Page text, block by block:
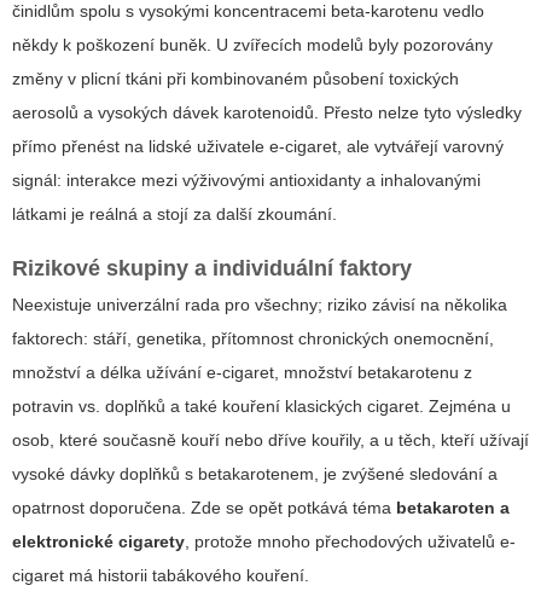
činidlům spolu s vysokými koncentracemi beta-karotenu vedlo
někdy k poškození buněk. U zvířecích modelů byly pozorovány
změny v plicní tkáni při kombinovaném působení toxických
aerosolů a vysokých dávek karotenoidů. Přesto nelze tyto výsledky
přímo přenést na lidské uživatele e-cigaret, ale vytvářejí varovný
signál: interakce mezi výživovými antioxidanty a inhalovanými
látkami je reálná a stojí za další zkoumání.
Rizikové skupiny a individuální faktory
Neexistuje univerzální rada pro všechny; riziko závisí na několika
faktorech: stáří, genetika, přítomnost chronických onemocnění,
množství a délka užívání e-cigaret, množství betakarotenu z
potravin vs. doplňků a také kouření klasických cigaret. Zejména u
osob, které současně kouří nebo dříve kouřily, a u těch, kteří užívají
vysoké dávky doplňků s betakarotenem, je zvýšené sledování a
opatrnost doporučena. Zde se opět potkává téma betakaroten a
elektronické cigarety, protože mnoho přechodových uživatelů e-
cigaret má historii tabákového kouření.